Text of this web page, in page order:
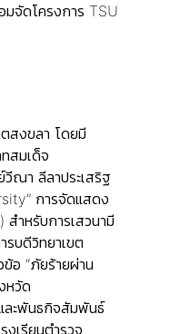
มจัดโครงการ TSU
สงขลา โดยมี
สมเด็จ
ณา ลีลาประเสริฐ
การจัดแสดง
ำหรับการเสวนามี
บดีวิทยาเขต
อ “ภัยร้ายผ่าน
หวัด
ละพันธกิจสัมพันธ์
เรียนตำรวจ